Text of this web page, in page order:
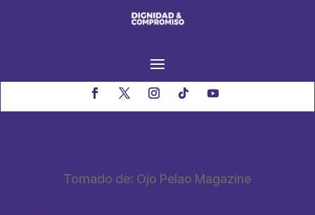
Tomado de: Ojo Pelao Magazine